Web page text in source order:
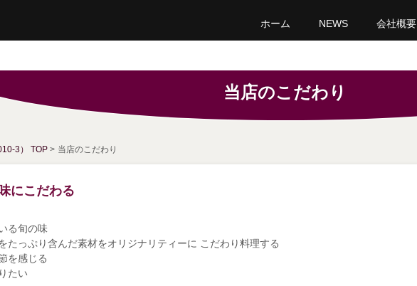
ホーム NEWS 会社概要
当店のこだわり
3） TOP > 当店のこだわり
にこだわる
る旬の味
たっぷり含んだ素材をオリジナリティーに こだわり料理する
を感じる
たい